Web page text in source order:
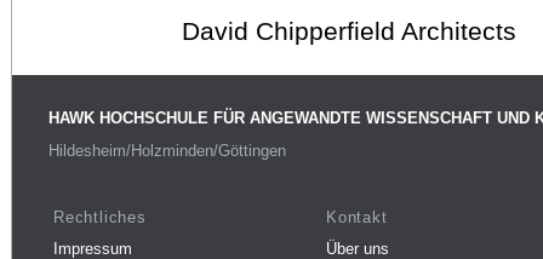
David Chipperfield Architects
HAWK HOCHSCHULE FÜR ANGEWANDTE WISSENSCHAFT UND
Hildesheim/Holzminden/Göttingen
Rechtliches
Impressum
Kontakt
Über uns